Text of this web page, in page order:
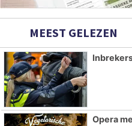
MEEST GELEZEN
Opera